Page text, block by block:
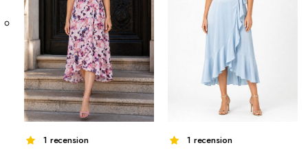
produktsidan
1 recension
produktsidan
1 recension